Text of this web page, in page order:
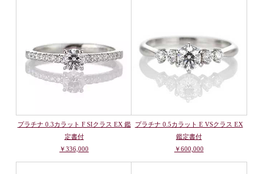
プラチナ 0.3カラット F SIクラス EX 鑑
定書付
￥336,000
プラチナ 0.5カラット E VSクラス EX
鑑定書付
￥600,000